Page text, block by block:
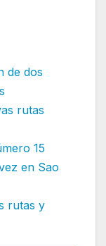
de dos
rutas
15
en Sao
rutas y